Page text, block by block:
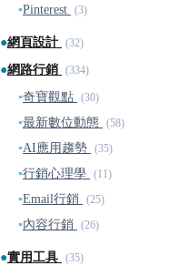
▪Pinterest (3)
●網頁設計 (32)
●網路行銷 (334)
▪奇寶觀點 (30)
▪最新數位動態 (58)
▪AI應用趨勢 (35)
▪行銷心理學 (11)
▪Email行銷 (25)
▪內容行銷 (26)
●實用工具 (35)